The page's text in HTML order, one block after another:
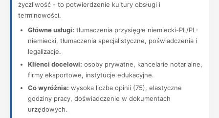
życzliwość - to potwierdzenie kultury obsługi i
terminowości.
Główne usługi: tłumaczenia przysięgłe niemiecki-PL/PL-
niemiecki, tłumaczenia specjalistyczne, poświadczenia i
legalizacje.
Klienci docelowi: osoby prywatne, kancelarie notarialne,
firmy eksportowe, instytucje edukacyjne.
Co wyróżnia: wysoka liczba opinii (75), elastyczne
godziny pracy, doświadczenie w dokumentach
urzędowych.